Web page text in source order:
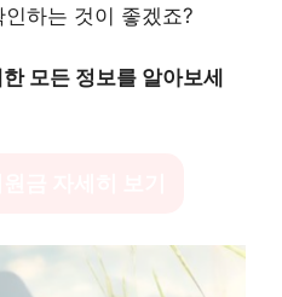
하는 것이 좋겠죠?
모든 정보를 알아보세